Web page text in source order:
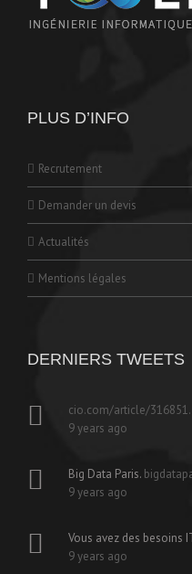
PLUS D’INFO
Recrutement
Demander un devis
Actualités
Mentions légales
DERNIERS TWEETS
cio.com/article/
9 years ago
Big Data Paris.
9 years ago
Vous avez des besoins
9 years ago